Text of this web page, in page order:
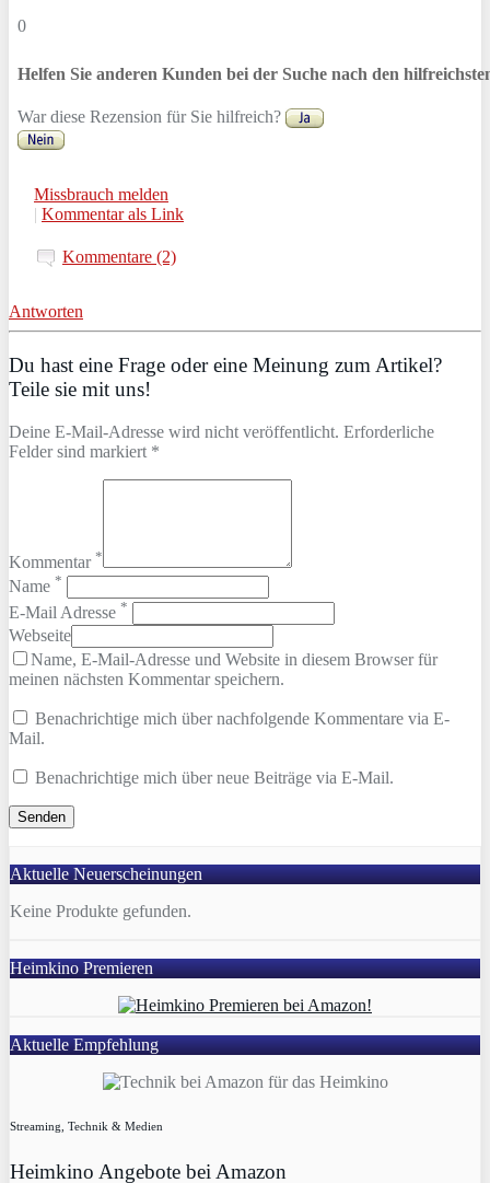
0
Helfen Sie anderen Kunden bei der Suche nach den
War diese Rezension für Sie hilfreich?
Missbrauch melden
| Kommentar als Link
Kommentare (2)
Antworten
Du hast eine Frage oder eine Meinung zum Artikel?
Teile sie mit uns!
Deine E-Mail-Adresse wird nicht veröffentlicht. Erforderliche
Felder sind markiert *
Kommentar *
Name *
E-Mail Adresse *
Webseite
Name, E-Mail-Adresse und Website in diesem Browser für
meinen nächsten Kommentar speichern.
Benachrichtige mich über nachfolgende Kommentare via E-
Mail.
Benachrichtige mich über neue Beiträge via E-Mail.
Aktuelle Neuerscheinungen
Keine Produkte gefunden.
Heimkino Premieren
Aktuelle Empfehlung
Streaming, Technik & Medien
Heimkino Angebote bei Amazon